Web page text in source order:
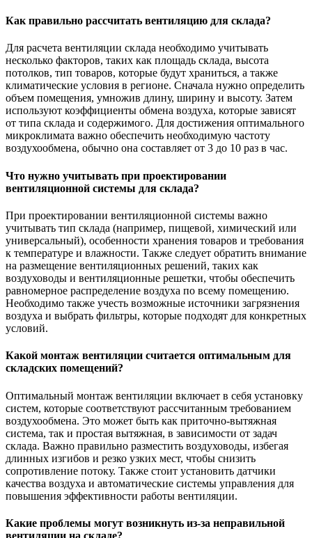
Как правильно рассчитать вентиляцию для склада?
Для расчета вентиляции склада необходимо учитывать
несколько факторов, таких как площадь склада, высота
потолков, тип товаров, которые будут храниться, а также
климатические условия в регионе. Сначала нужно определить
объем помещения, умножив длину, ширину и высоту. Затем
используют коэффициенты обмена воздуха, которые зависят
от типа склада и содержимого. Для достижения оптимального
микроклимата важно обеспечить необходимую частоту
воздухообмена, обычно она составляет от 3 до 10 раз в час.
Что нужно учитывать при проектировании
вентиляционной системы для склада?
При проектировании вентиляционной системы важно
учитывать тип склада (например, пищевой, химический или
универсальный), особенности хранения товаров и требования
к температуре и влажности. Также следует обратить внимание
на размещение вентиляционных решений, таких как
воздуховоды и вентиляционные решетки, чтобы обеспечить
равномерное распределение воздуха по всему помещению.
Необходимо также учесть возможные источники загрязнения
воздуха и выбрать фильтры, которые подходят для конкретных
условий.
Какой монтаж вентиляции считается оптимальным для
складских помещений?
Оптимальный монтаж вентиляции включает в себя установку
систем, которые соответствуют рассчитанным требованием
воздухообмена. Это может быть как приточно-вытяжная
система, так и простая вытяжная, в зависимости от задач
склада. Важно правильно разместить воздуховоды, избегая
длинных изгибов и резко узких мест, чтобы снизить
сопротивление потоку. Также стоит установить датчики
качества воздуха и автоматические системы управления для
повышения эффективности работы вентиляции.
Какие проблемы могут возникнуть из-за неправильной
вентиляции на складе?